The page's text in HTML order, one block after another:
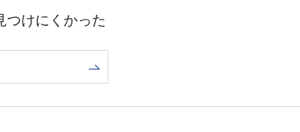
つけにくかった